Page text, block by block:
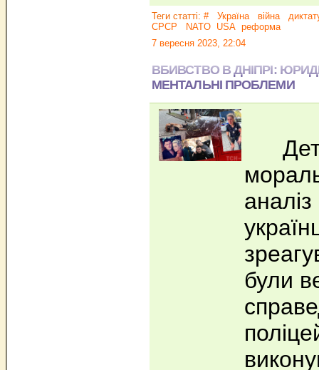
Теги статті: # Україна війна
СРСР
NATO USA реформа
7 вересня 2023, 22:04
ВБИВСТВО В ДНІПРІ:
МЕНТАЛЬНІ ПРОБЛЕМИ
були